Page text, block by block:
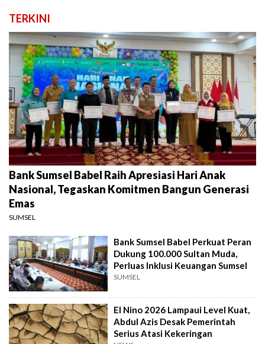
TERKINI
Bank Sumsel Babel Raih Apresiasi Hari Anak
Nasional, Tegaskan Komitmen Bangun Generasi
Emas
SUMSEL
Bank Sumsel Babel Perkuat Peran
Dukung 100.000 Sultan Muda,
Perluas Inklusi Keuangan Sumsel
SUMSEL
El Nino 2026 Lampaui Level Kuat,
Abdul Azis Desak Pemerintah
Serius Atasi Kekeringan